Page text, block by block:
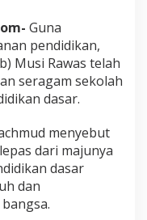
Guna
pendidikan,
Musi Rawas telah
seragam sekolah
dasar.
menyebut
dari majunya
dasar
dan